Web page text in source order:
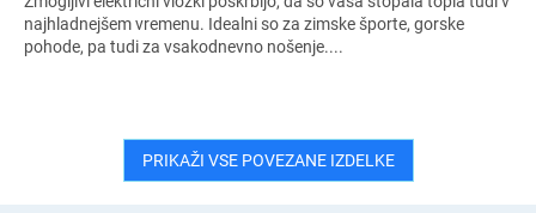
najhladnejšem vremenu. Idealni so za zimske športe, gorske
pohode, pa tudi za vsakodnevno nošenje....
PRIKAŽI VSE POVEZANE IZDELKE